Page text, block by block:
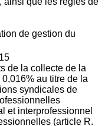
de gestion du
de la collecte de la
au titre de la
syndicales de
et interprofessionnel
(article R.